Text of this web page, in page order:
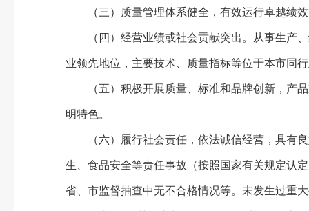
（三）质量管理体系健全，有效运行卓越绩效
（四）经营业绩或社会贡献突出。从事生产、
业领先地位，主要技术、质量指标等位于本市同
（五）积极开展质量、标准和品牌创新，产品
明特色。
（六）履行社会责任，依法诚信经营，具有良
生、食品安全等责任事故（按照国家有关规定认
省、市监督抽查中无不合格情况等。未发生过重